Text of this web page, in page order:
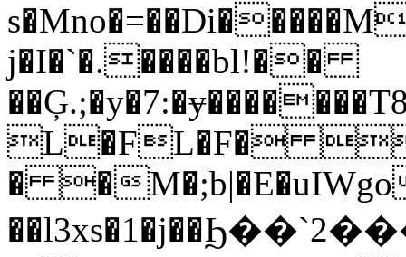
j�I�`�.����bl!��
L�FL�F�
� �M�;b|�E�uIWgo